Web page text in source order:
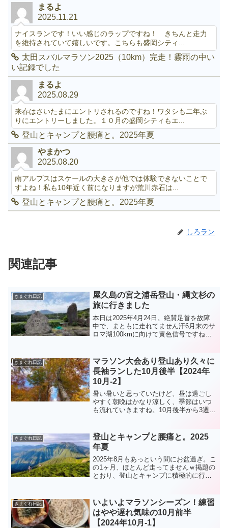
まるよ
2025.11.21
ナイスランです！いい感じのラップですね！ きちんと走力
を維持されていて嬉しいです。こちらも盛岡シティ...
太田スバルマラソン2025（10km）完走！霧雨の中い
い記録でした
まるよ
2025.08.29
来春はさいたまにエントリされるのですね！ワタシも二年ぶ
りにエントリーしました。１０月の盛岡シティもエ...
登山とキャンプと腰痛と。2025年夏
やまかつ
2025.08.20
南アルプスはスケールの大きさが他では体験できないことで
すよね！私も10年近く前になりますが荒川赤石は...
登山とキャンプと腰痛と。2025年夏
しろラン
関連記事
きまぐれ日記
屋久島の宮之浦岳登山・縄文杉の
旅に行きました
本日は2025年4月24日。絶賛足首を故障
中で、まともに走れてません汗6月末のサ
ロマ湖100kmに向けて黄色信号ですね。
すが笑ギリギリまで行けるかどうかわか
らなかったの...
きまぐれ日記
マラソン大会あり登山あり久々に
長袖ランした10月後半【2024年
10月-2】
暑い暑いと思っていたけど、昼は過ごし
やすく朝晩はかなり涼しく、季節はいつ
も流れていきますね。10月後半から3週続
自分にとっては息が抜けない毎週末で、
気持ち的にちょいお疲...
きまぐれ日記
登山とキャンプと腰痛と。2025
年夏
2025年8月もあっという間にお盆過ぎ。こ
の1ヶ月、ほとんど走ってませんｗ掲題の
とおり、登山とキャンプに積極的に行
イルでクーラーの効いた部屋（事務所や
カフェなど）で過ごす...
きまぐれ日記
いよいよマラソンシーズン！練習
はやや遅れ気味の10月前半
【2024年10月-1】